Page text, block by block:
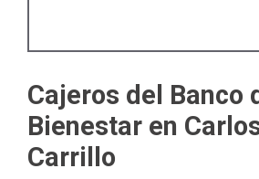
Cajeros del Banco
Bienestar en
Carrillo